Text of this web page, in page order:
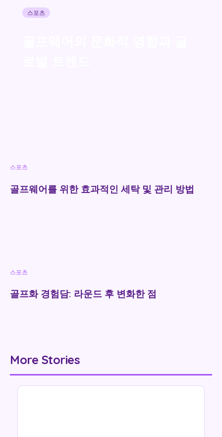
스포츠
스포츠
골프웨어를 위한 효과적인 세탁 및 관리 방법
스포츠
골프화 경험담: 라운드 후 변화한 점
More Stories